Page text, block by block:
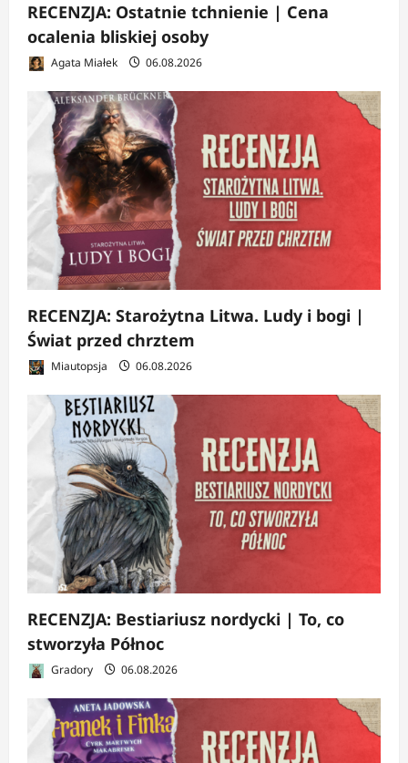
RECENZJA: Ostatnie tchnienie | Cena
ocalenia bliskiej osoby
Agata Miałek 06.08.2026
RECENZJA: Starożytna Litwa. Ludy i bogi |
Świat przed chrztem
Miautopsja 06.08.2026
RECENZJA: Bestiariusz nordycki | To, co
stworzyła Północ
Gradory 06.08.2026